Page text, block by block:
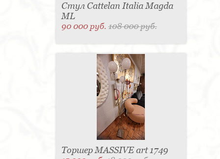
Стул Cattelan Italia Magda
ML
90 000 руб.108 000 руб.
Торшер MASSIVE art 1749